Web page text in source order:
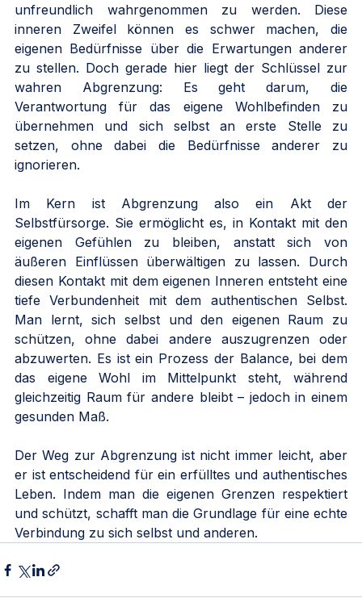
unfreundlich wahrgenommen zu werden. Diese
inneren Zweifel können es schwer machen, die
eigenen Bedürfnisse über die Erwartungen anderer
zu stellen. Doch gerade hier liegt der Schlüssel zur
wahren Abgrenzung: Es geht darum, die
Verantwortung für das eigene Wohlbefinden zu
übernehmen und sich selbst an erste Stelle zu
setzen, ohne dabei die Bedürfnisse anderer zu
ignorieren.
Im Kern ist Abgrenzung also ein Akt der
Selbstfürsorge. Sie ermöglicht es, in Kontakt mit den
eigenen Gefühlen zu bleiben, anstatt sich von
äußeren Einflüssen überwältigen zu lassen. Durch
diesen Kontakt mit dem eigenen Inneren entsteht eine
tiefe Verbundenheit mit dem authentischen Selbst.
Man lernt, sich selbst und den eigenen Raum zu
schützen, ohne dabei andere auszugrenzen oder
abzuwerten. Es ist ein Prozess der Balance, bei dem
das eigene Wohl im Mittelpunkt steht, während
gleichzeitig Raum für andere bleibt – jedoch in einem
gesunden Maß.
Der Weg zur Abgrenzung ist nicht immer leicht, aber
er ist entscheidend für ein erfülltes und authentisches
Leben. Indem man die eigenen Grenzen respektiert
und schützt, schafft man die Grundlage für eine echte
Verbindung zu sich selbst und anderen.